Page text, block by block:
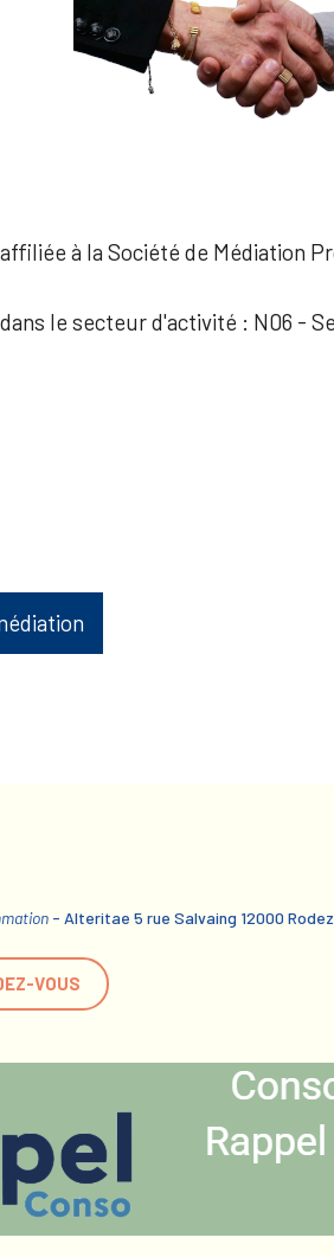
à la Société de Médiation
le secteur d'activité : N06 -
- Alteritae 5 rue Salvaing 12000 Rodez
VOUS